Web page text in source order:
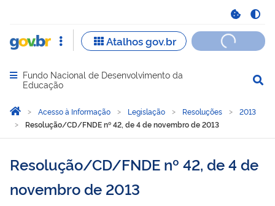
Abrir menu principal de navegação
Fundo Nacional de Desenvolvimento da
Educação
Você está aqui:
Página Inicial
Acesso à Informação Legislação Resoluções
2013
Resolução/CD/FNDE nº 42, de 4 de novembro de 2013
Resolução/CD/FNDE nº 42, de 4 de
novembro de 2013